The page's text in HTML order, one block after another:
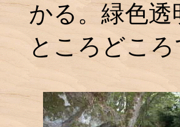
かる。緑色
ところどこ